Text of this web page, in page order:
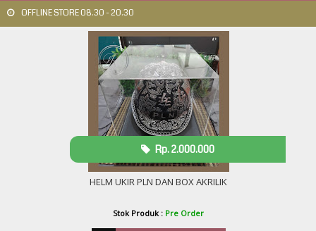
OFFLINE STORE 08.30 - 20.30
HELM UKIR PLN DAN BOX AKRILIK
Rp. 2.000.000
Stok Produk : Pre Order